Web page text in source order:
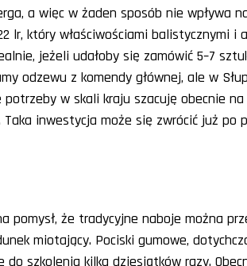
a więc w żaden sposób nie wpływa
lr, który właściwościami balistycznymi i
jeżeli udałoby się zamówić 5–7
odzewu z komendy głównej, ale w
potrzeby w skali kraju szacuję obecnie
inwestycja może się zwrócić już po
pomysł, że tradycyjne naboje można
miotający. Pociski gumowe,
do szkolenia kilka dziesiątków razy.